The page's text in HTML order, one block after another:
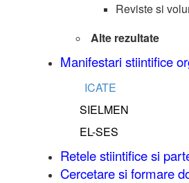
Reviste si
Alte rezultate
Manifestari stiintifice
ICATE
SIELMEN
EL-SES
Retele stiintifice si
Cercetare si formare